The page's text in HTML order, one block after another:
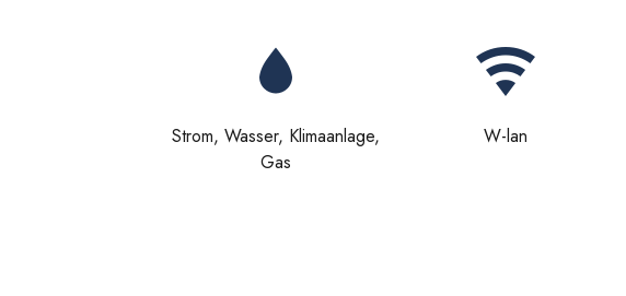
Strom, Wasser, Klimaanlage,
Gas
W-lan